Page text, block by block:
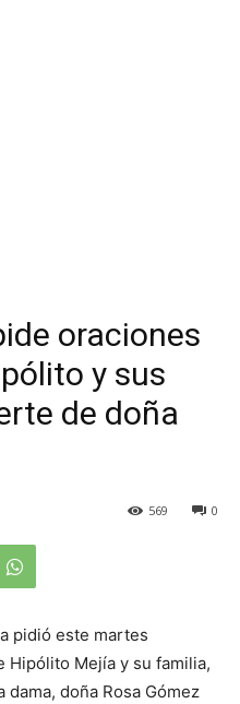
oraciones
y sus
de doña
0
569
pidió este martes
Mejía y su familia,
doña Rosa Gómez